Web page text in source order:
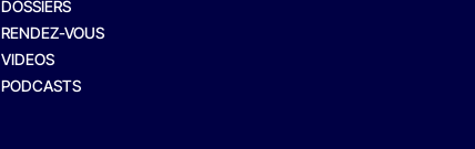
DOSSIERS
RENDEZ-VOUS
VIDEOS
PODCASTS